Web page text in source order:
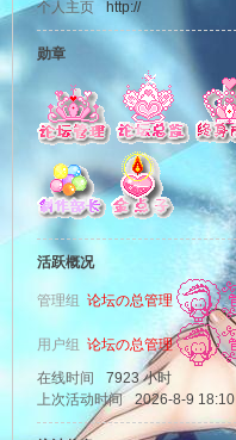
个人主页
http://
勋章
活跃概况
管理组 论坛の总管理
用户组 论坛の总管理
在线时间 7923 小时
上次活动时间
2026-8-9 18:10